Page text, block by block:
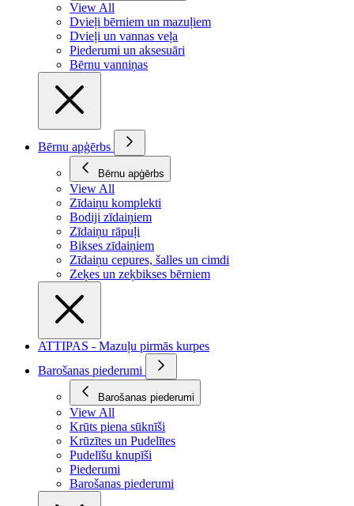
View All
Dvieļi bērniem un mazuļiem
Dvieļi un vannas veļa
Piederumi un aksesuāri
Bērnu vanniņas
Bērnu apģērbs
Bērnu apģērbs
View All
Zīdaiņu komplekti
Bodiji zīdaiņiem
Zīdaiņu rāpuļi
Bikses zīdaiņiem
Zīdaiņu cepures, šalles un cimdi
Zeķes un zeķbikses bērniem
ATTIPAS - Mazuļu pirmās kurpes
Barošanas piederumi
Barošanas piederumi
View All
Krūts piena sūknīši
Krūzītes un Pudelītes
Pudelīšu knupīši
Piederumi
Barošanas piederumi